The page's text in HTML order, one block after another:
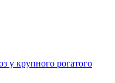
у крупного рогатого